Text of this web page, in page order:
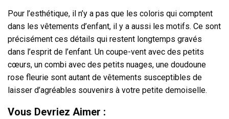
Pour l’esthétique, il n’y a pas que les coloris qui comptent
dans les vêtements d’enfant, il y a aussi les motifs. Ce sont
précisément ces détails qui restent longtemps gravés
dans l’esprit de l’enfant. Un coupe-vent avec des petits
cœurs, un combi avec des petits nuages, une doudoune
rose fleurie sont autant de vêtements susceptibles de
laisser d’agréables souvenirs à votre petite demoiselle.
Vous Devriez Aimer :